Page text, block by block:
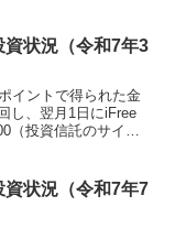
ト、ポイントサイ
状況（令和7年3
イントで得られた金
し、翌月1日にiFree
（投資信託のサイ
（投資信託サイ
状況（令和7年7